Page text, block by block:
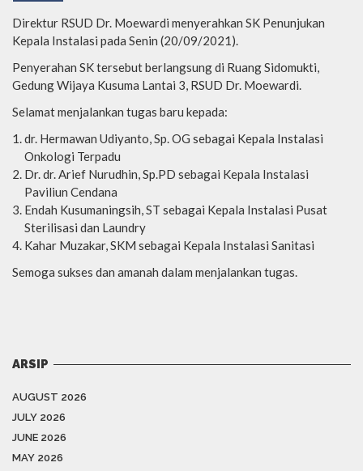
Direktur RSUD Dr. Moewardi menyerahkan SK Penunjukan
Kepala Instalasi pada Senin (20/09/2021).
Penyerahan SK tersebut berlangsung di Ruang Sidomukti,
Gedung Wijaya Kusuma Lantai 3, RSUD Dr. Moewardi.
Selamat menjalankan tugas baru kepada:
dr. Hermawan Udiyanto, Sp. OG sebagai Kepala Instalasi
Onkologi Terpadu
Dr. dr. Arief Nurudhin, Sp.PD sebagai Kepala Instalasi
Paviliun Cendana
Endah Kusumaningsih, ST sebagai Kepala Instalasi Pusat
Sterilisasi dan Laundry
Kahar Muzakar, SKM sebagai Kepala Instalasi Sanitasi
Semoga sukses dan amanah dalam menjalankan tugas.
ARSIP
AUGUST 2026
JULY 2026
JUNE 2026
MAY 2026